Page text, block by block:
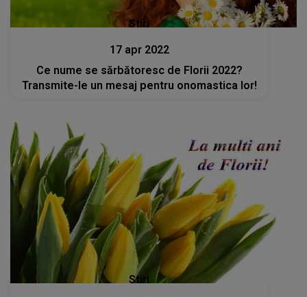
Stiri
17 apr 2022
Ce nume se sărbătoresc de Florii 2022?
Transmite-le un mesaj pentru onomastica lor!
Stiri